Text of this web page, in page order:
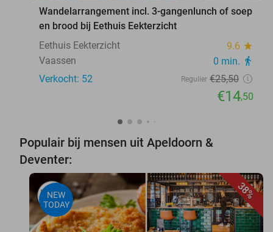
Wandelarrangement incl. 3-gangenlunch of soep
en brood bij Eethuis Eekterzicht
Eethuis Eekterzicht
9.6 star
Vaassen 0 min. directions_walk
Verkocht: 52 Regulier €25,50
€14,50
Populair bij mensen uit Apeldoorn &
Deventer:
38%
NEW
TODAY